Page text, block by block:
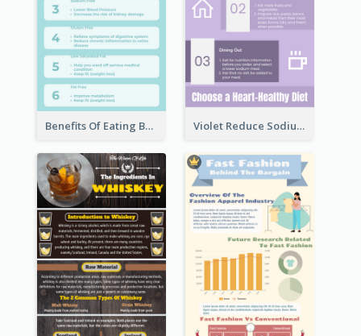
Benefits Of Eating Banana Infographic Violet Reduce Sodium Infographic Idea Design